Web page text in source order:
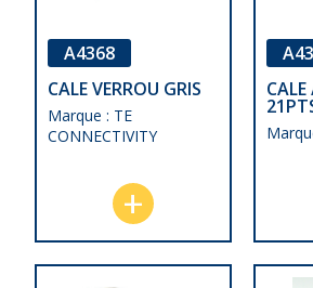
A4368
CALE VERROU GRIS
Marque : TE
CONNECTIVITY